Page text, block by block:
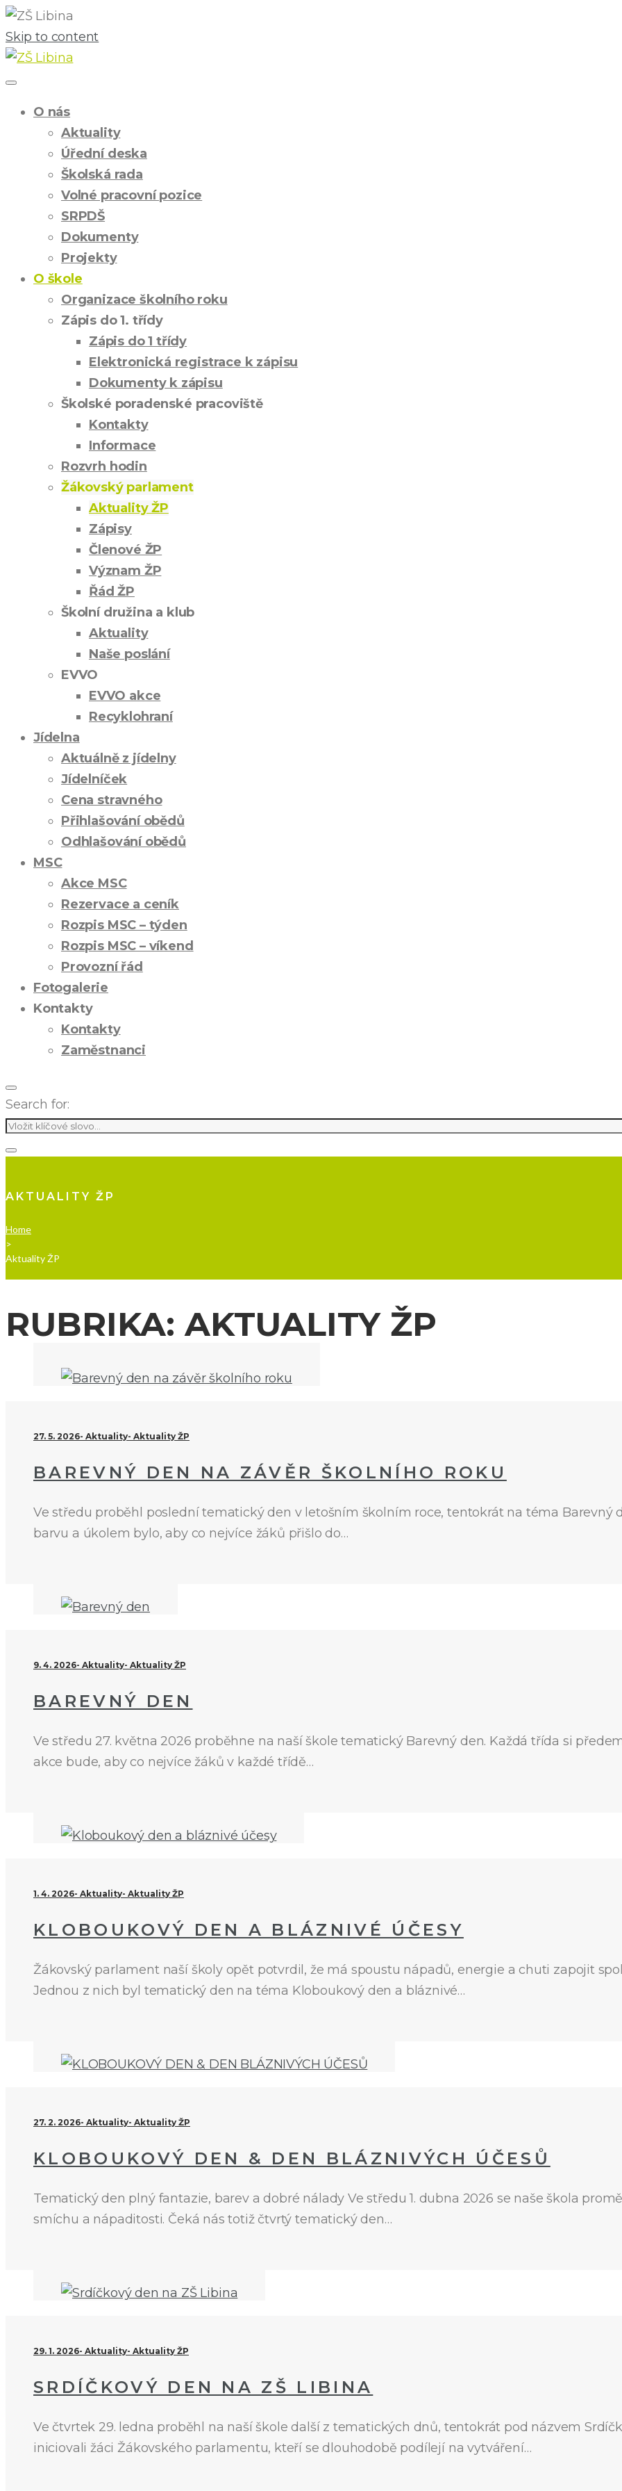
Skip to content
O nás
Aktuality
Úřední deska
Školská rada
Volné pracovní pozice
SRPDŠ
Dokumenty
Projekty
O škole
Organizace školního roku
Zápis do 1. třídy
Zápis do 1 třídy
Elektronická registrace k zápisu
Dokumenty k zápisu
Školské poradenské pracoviště
Kontakty
Informace
Rozvrh hodin
Žákovský parlament
Aktuality ŽP
Zápisy
Členové ŽP
Význam ŽP
Řád ŽP
Školní družina a klub
Aktuality
Naše poslání
EVVO
EVVO akce
Recyklohraní
Jídelna
Aktuálně z jídelny
Jídelníček
Cena stravného
Přihlašování obědů
Odhlašování obědů
MSC
Akce MSC
Rezervace a ceník
Rozpis MSC – týden
Rozpis MSC – víkend
Provozní řád
Fotogalerie
Kontakty
Kontakty
Zaměstnanci
Search for:
AKTUALITY ŽP
Home
>
Aktuality ŽP
RUBRIKA: AKTUALITY ŽP
27. 5. 2026 Aktuality Aktuality ŽP
BAREVNÝ DEN NA ZÁVĚR ŠKOLNÍHO ROKU
Ve středu proběhl poslední tematický den v letošním školním roce, tentokrát na téma Barevný
barvu a úkolem bylo, aby co nejvíce žáků přišlo do…
9. 4. 2026 Aktuality Aktuality ŽP
BAREVNÝ DEN
Ve středu 27. května 2026 proběhne na naší škole tematický Barevný den. Každá třída si
akce bude, aby co nejvíce žáků v každé třídě…
1. 4. 2026 Aktuality Aktuality ŽP
KLOBOUKOVÝ DEN A BLÁZNIVÉ ÚČESY
Žákovský parlament naší školy opět potvrdil, že má spoustu nápadů, energie a chuti zapojit
Jednou z nich byl tematický den na téma Kloboukový den a bláznivé…
27. 2. 2026 Aktuality Aktuality ŽP
KLOBOUKOVÝ DEN & DEN BLÁZNIVÝCH ÚČESŮ
Tematický den plný fantazie, barev a dobré nálady Ve středu 1. dubna 2026 se naše škola
smíchu a nápaditosti. Čeká nás totiž čtvrtý tematický den…
29. 1. 2026 Aktuality Aktuality ŽP
SRDÍČKOVÝ DEN NA ZŠ LIBINA
Ve čtvrtek 29. ledna proběhl na naší škole další z tematických dnů, tentokrát pod názvem
iniciovali žáci Žákovského parlamentu, kteří se dlouhodobě podílejí na vytváření…